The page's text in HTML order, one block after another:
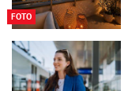
FOTO